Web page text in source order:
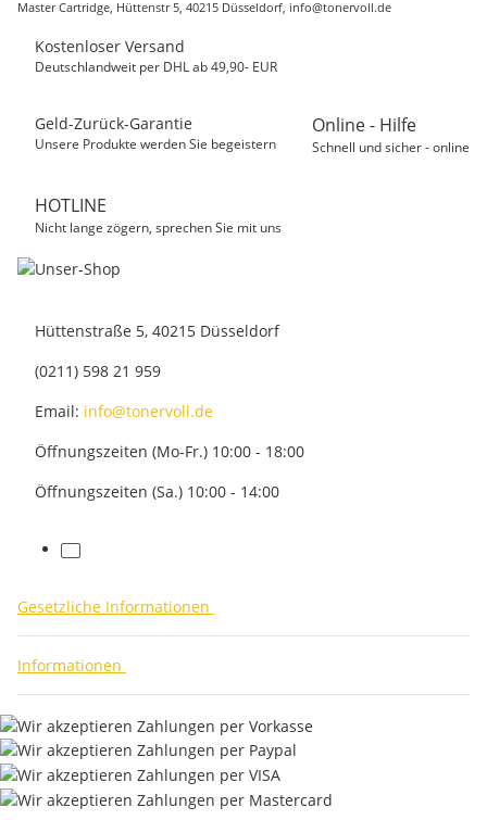
Master Cartridge, Hüttenstr 5, 40215 Düsseldorf, info@tonervoll.de
Kostenloser Versand
Deutschlandweit per DHL ab 49,90- EUR
Geld-Zurück-Garantie
Unsere Produkte werden Sie begeistern
Online - Hilfe
Schnell und sicher - online
HOTLINE
Nicht lange zögern, sprechen Sie mit uns
Hüttenstraße 5, 40215 Düsseldorf
(0211) 598 21 959
Email: info@tonervoll.de
Öffnungszeiten (Mo-Fr.) 10:00 - 18:00
Öffnungszeiten (Sa.) 10:00 - 14:00
facebook
Gesetzliche Informationen
Informationen